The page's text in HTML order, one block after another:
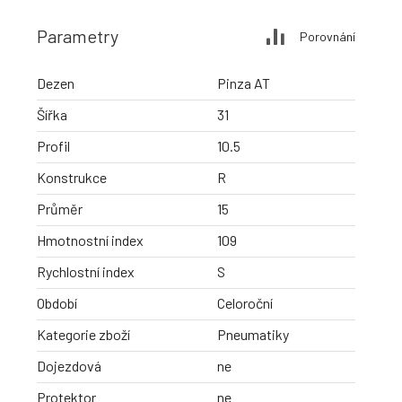
Parametry Porovnání
Dezen
Pinza AT
Šířka
31
Profil
10.5
Konstrukce
R
Průměr
15
Hmotnostní index
109
Rychlostní index
S
Období
Celoroční
Kategorie zboží
Pneumatiky
Dojezdová
ne
Protektor
ne